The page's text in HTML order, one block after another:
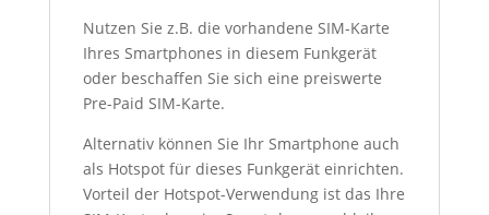
Nutzen Sie z.B. die vorhandene SIM-Karte
Ihres Smartphones in diesem Funkgerät
oder beschaffen Sie sich eine preiswerte
Pre-Paid SIM-Karte.
Alternativ können Sie Ihr Smartphone auch
als Hotspot für dieses Funkgerät einrichten.
Vorteil der Hotspot-Verwendung ist das Ihre